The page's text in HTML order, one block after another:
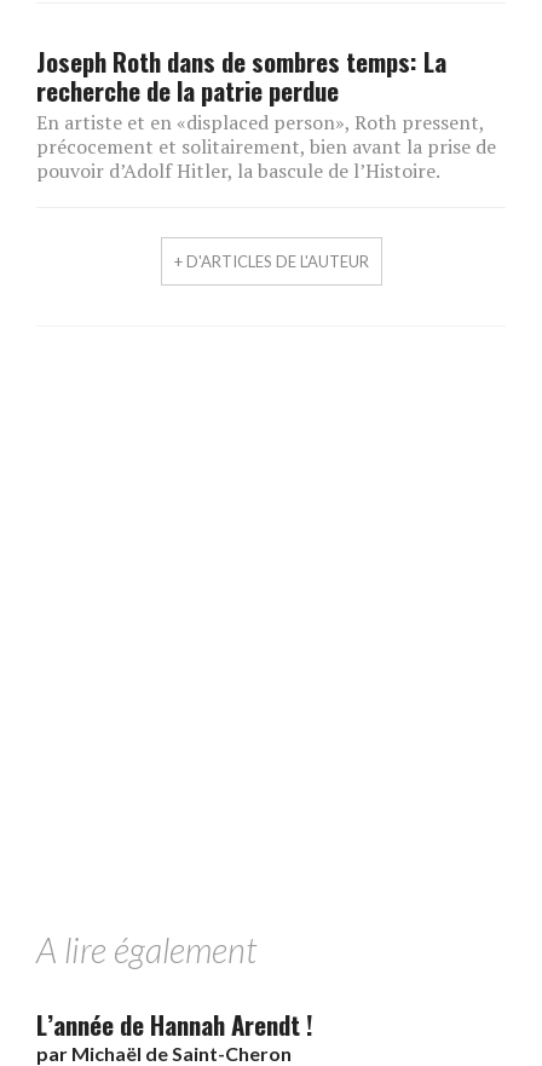
Joseph Roth dans de sombres temps: La
recherche de la patrie perdue
En artiste et en «displaced person», Roth pressent,
précocement et solitairement, bien avant la prise de
pouvoir d’Adolf Hitler, la bascule de l’Histoire.
+ D'ARTICLES DE L'AUTEUR
A lire également
L’année de Hannah Arendt !
par Michaël de Saint-Cheron